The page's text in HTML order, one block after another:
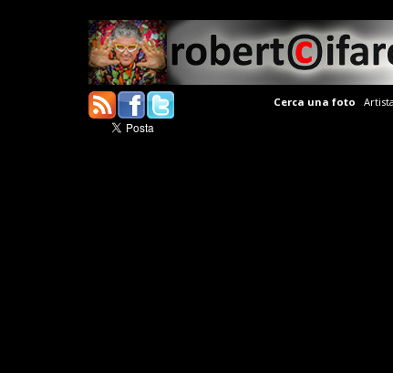
Cerca una foto Artista